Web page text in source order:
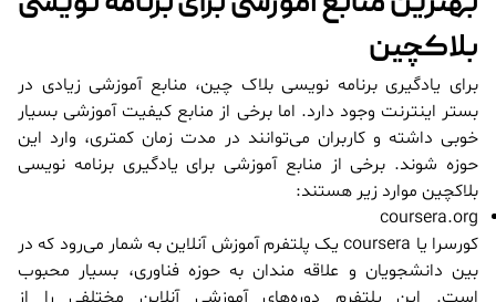
بلاکچین
برای یادگیری برنامه نویسی بلاک چین، منابع آموزشی زیادی در
بستر اینترنت وجود دارد. اما برخی از منابع کیفیت آموزشی بسیار
خوبی داشته و کاربران می‌توانند در مدت زمان کمتری، وارد این
حوزه شوند. برخی از منابع آموزشی برای یادگیری برنامه نویسی
بلاکچین موارد زیر هستند:
coursera.org
کورسرا یا coursera یک پلتفرم آموزش آنلاین به شمار می‌رود که در
بین دانشجویان و علاقه مندان به حوزه فناوری، بسیار محبوب